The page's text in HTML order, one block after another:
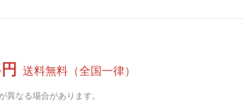
円 送料無料 （全国一律）
異なる場合があります。